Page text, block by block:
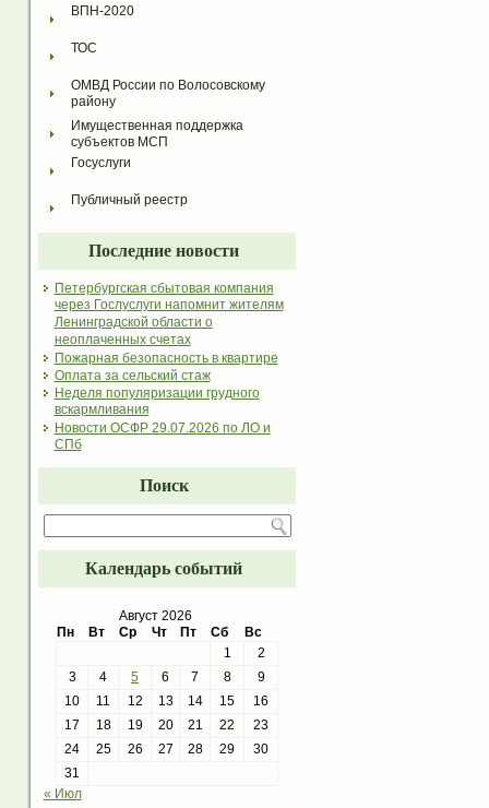
ВПН-2020
ТОС
ОМВД России по Волосовскому
району
Имущественная поддержка
субъектов МСП
Госуслуги
Публичный реестр
Последние новости
Петербургская сбытовая компания
через Гослуслуги напомнит жителям
Ленинградской области о
неоплаченных счетах
Пожарная безопасность в квартире
Оплата за сельский стаж
Неделя популяризации грудного
вскармливания
Новости ОСФР 29.07.2026 по ЛО и
СПб
Поиск
Календарь событий
Август 2026
Пн
Вт Ср Чт Пт Сб
Вс
1
2
3
4 5 6 7 8
9
10
11 12 13 14 15
16
17
18 19 20 21 22
23
24
25 26 27 28 29
30
31
« Июл